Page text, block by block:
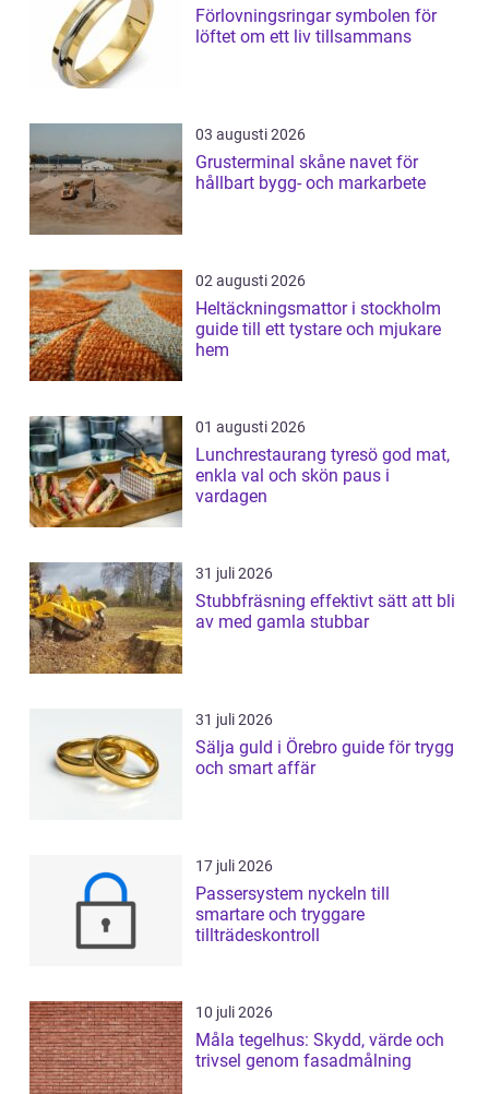
Förlovningsringar symbolen för
löftet om ett liv tillsammans
03 augusti 2026
Grusterminal skåne navet för
hållbart bygg- och markarbete
02 augusti 2026
Heltäckningsmattor i stockholm
guide till ett tystare och mjukare
hem
01 augusti 2026
Lunchrestaurang tyresö god mat,
enkla val och skön paus i
vardagen
31 juli 2026
Stubbfräsning effektivt sätt att bli
av med gamla stubbar
31 juli 2026
Sälja guld i Örebro guide för trygg
och smart affär
17 juli 2026
Passersystem nyckeln till
smartare och tryggare
tillträdeskontroll
10 juli 2026
Måla tegelhus: Skydd, värde och
trivsel genom fasadmålning